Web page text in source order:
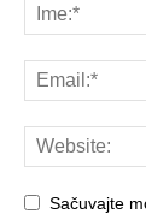
Sačuvajte